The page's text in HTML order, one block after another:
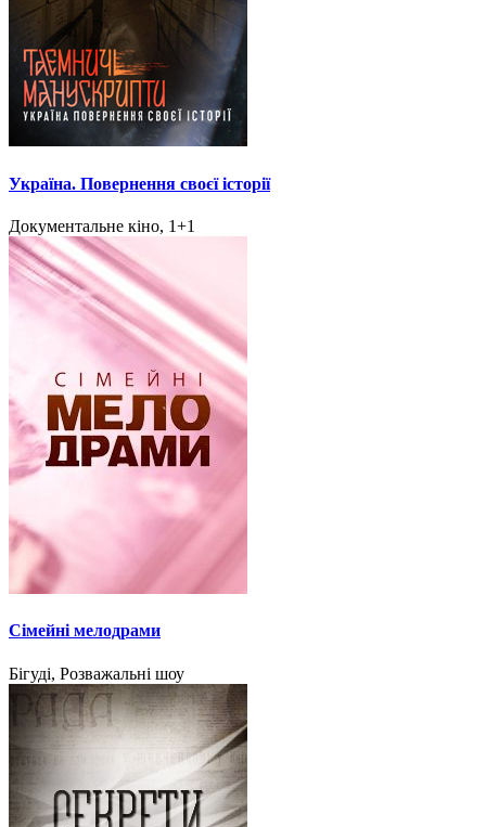
Україна. Повернення своєї історії
Документальне кіно, 1+1
Сімейні мелодрами
Бігуді, Розважальні шоу